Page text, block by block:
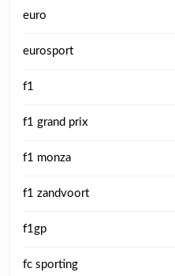
euro
eurosport
f1
f1 grand prix
f1 monza
f1 zandvoort
f1gp
fc sporting